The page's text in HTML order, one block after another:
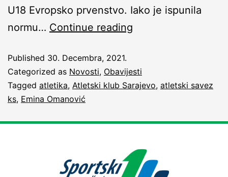
U18 Evropsko prvenstvo. Iako je ispunila
normu… Continue reading
Published 30. Decembra, 2021.
Categorized as Novosti, Obavijesti
Tagged atletika, Atletski klub Sarajevo, atletski savez
ks, Emina Omanović